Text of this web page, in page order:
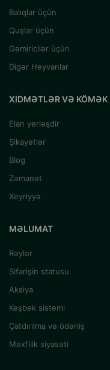
Balıqlar üçün
Quşlar üçün
Gəmiricilər üçün
Digər Heyvanlar
XIDMƏTLƏR VƏ KÖMƏK
Elan yerləşdir
Şikayətlər
Blog
Zəmanət
Xeyriyyə
MƏLUMAT
Rəylər
Sifarişin statusu
Aksiya
Keşbek sistemi
Çatdırılma və ödəniş
Məxfilik siyasəti